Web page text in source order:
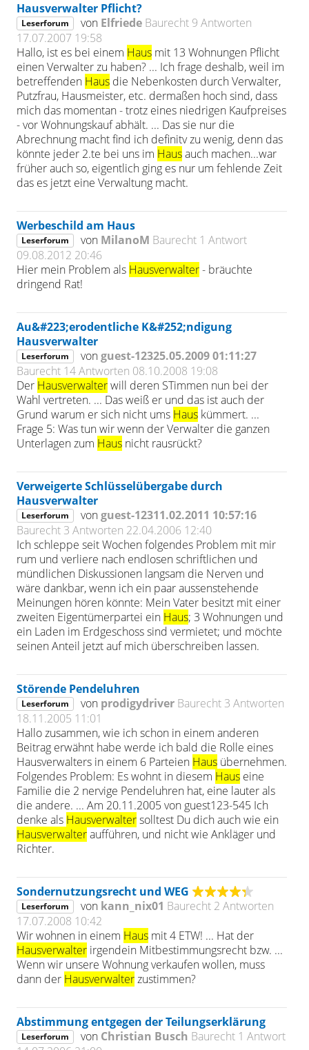
Hausverwalter Pflicht?
Leserforum von Elfriede Baurecht 9 Antworten
17.07.2007 19:58
Hallo, ist es bei einem Haus mit 13 Wohnungen Pflicht
einen Verwalter zu haben? ... Ich frage deshalb, weil im
betreffenden Haus die Nebenkosten durch Verwalter,
Putzfrau, Hausmeister, etc. dermaßen hoch sind, dass
mich das momentan - trotz eines niedrigen Kaufpreises
- vor Wohnungskauf abhält. ... Das sie nur die
Abrechnung macht find ich definitv zu wenig, denn das
könnte jeder 2.te bei uns im Hausauch machen...war
früher auch so, eigentlich ging es nur um fehlende Zeit
das es jetzt eine Verwaltung macht.
Werbeschild am Haus
Leserforum von MilanoM Baurecht 1 Antwort
09.08.2012 20:46
Hier mein Problem als Hausverwalter- bräuchte
dringend Rat!
Au&#223;erodentliche K&#252;ndigung
Hausverwalter
Leserforum von guest-12325.05.2009 01:11:27
Baurecht 14 Antworten 08.10.2008 19:08
Der Hausverwalterwill deren STimmen nun bei der
Wahl vertreten. ... Das weiß er und das ist auch der
Grund warum er sich nicht ums Haus kümmert. ...
Frage 5: Was tun wir wenn der Verwalter die ganzen
Unterlagen zum Haus nicht rausrückt?
Verweigerte Schlüsselübergabe durch
Hausverwalter
Leserforum von guest-12311.02.2011 10:57:16
Baurecht 3 Antworten 22.04.2006 12:40
Ich schleppe seit Wochen folgendes Problem mit mir
rum und verliere nach endlosen schriftlichen und
mündlichen Diskussionen langsam die Nerven und
wäre dankbar, wenn ich ein paar aussenstehende
Meinungen hören könnte: Mein Vater besitzt mit einer
zweiten Eigentümerpartei ein Haus; 3 Wohnungen und
ein Laden im Erdgeschoss sind vermietet; und möchte
seinen Anteil jetzt auf mich überschreiben lassen.
Störende Pendeluhren
Leserforum von prodigydriver Baurecht 3 Antworten
18.11.2005 11:01
Hallo zusammen, wie ich schon in einem anderen
Beitrag erwähnt habe werde ich bald die Rolle eines
Hausverwalters in einem 6 Parteien Haus übernehmen.
Folgendes Problem: Es wohnt in diesem Haus eine
Familie die 2 nervige Pendeluhren hat, eine lauter als
die andere. ... Am 20.11.2005 von guest123-545 Ich
denke als Hausverwaltersolltest Du dich auch wie ein
Hausverwalteraufführen, und nicht wie Ankläger und
Richter.
Sondernutzungsrecht und WEG
Leserforum von kann_nix01 Baurecht 2 Antworten
17.07.2008 10:42
Wir wohnen in einem Haus mit 4 ETW! ... Hat der
Hausverwalter irgendein Mitbestimmungsrecht bzw. ...
Wenn wir unsere Wohnung verkaufen wollen, muss
dann der Hausverwalterzustimmen?
Abstimmung entgegen der Teilungserklärung
Leserforum von Christian Busch Baurecht 1 Antwort